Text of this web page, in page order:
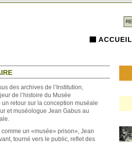
ACCUEIL
des archives de l’Institution,
de l’histoire du Musée
retour sur la conception muséale
et muséologue Jean Gabus au
un «musée» prison», Jean
tourné vers le public, reflet des